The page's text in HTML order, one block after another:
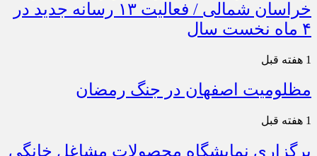
خراسان شمالی / فعالیت ۱۳ رسانه جدید در
۴ ماه نخست سال
1 هفته قبل
مظلومیت اصفهان در جنگ رمضان
1 هفته قبل
برگزاری نمایشگاه محصولات مشاغل خانگی